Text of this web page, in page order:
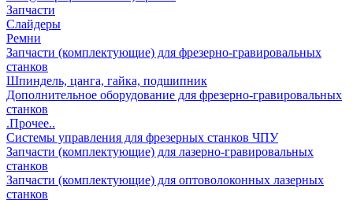
Запчасти
Слайдеры
Ремни
Запчасти (комплектующие) для фрезерно-гравировальных
станков
Шпиндель, цанга, гайка, подшипник
Дополнительное оборудование для фрезерно-гравировальных
станков
.Прочее..
Системы управления для фрезерных станков ЧПУ
Запчасти (комплектующие) для лазерно-гравировальных
станков
Запчасти (комплектующие) для оптоволоконных лазерных
станков